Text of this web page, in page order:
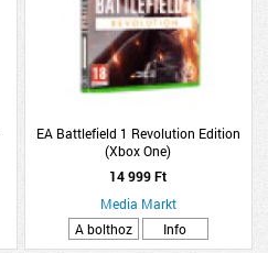
EA Battlefield 1 Revolution Edition
(Xbox One)
14 999 Ft
Media Markt
A bolthoz
Info